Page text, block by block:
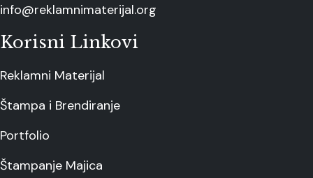
info@reklamnimaterijal.org
Korisni Linkovi
Reklamni Materijal
Štampa i Brendiranje
Portfolio
Štampanje Majica